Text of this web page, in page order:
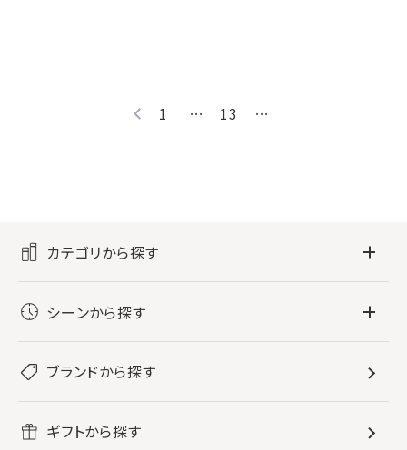
1 … 13 …
カテゴリから探す
レディース香水
メンズ香水
ボディミスト・スプレー
バス・ボディケア
すべてのバス・ボディケア
ボディ・ハンドクリーム
入浴剤
ホームフレグランス
ルームフレグランス
シーンから探す
リフレッシュしたい
ブランドから探す
ギフトから探す